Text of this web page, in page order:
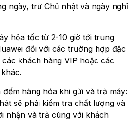
ngày, trừ Chủ nhật và ngày nghỉ
hỏa tốc từ 2-10 giờ tới trung
đối với các trường hợp đặc
khách hàng VIP hoặc các
hàng hóa khi gửi và trả máy:
sẽ phải kiểm tra chất lượng và
nhận và trả cùng với khách